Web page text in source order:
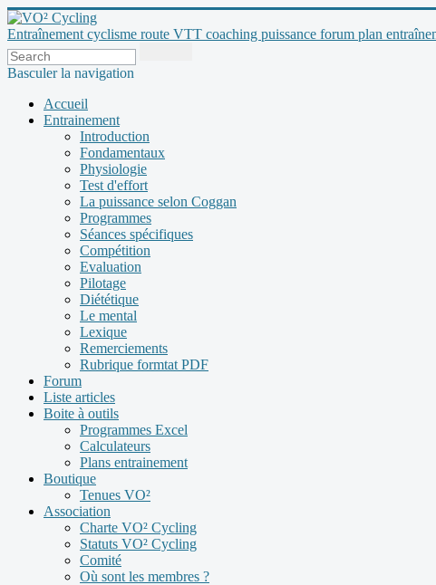
Entraînement cyclisme route VTT coaching puissance forum plan
Basculer la navigation
Accueil
Entrainement
Introduction
Fondamentaux
Physiologie
Test d'effort
La puissance selon Coggan
Programmes
Séances spécifiques
Compétition
Evaluation
Pilotage
Diététique
Le mental
Lexique
Remerciements
Rubrique formtat PDF
Forum
Liste articles
Boite à outils
Programmes Excel
Calculateurs
Plans entrainement
Boutique
Tenues VO²
Association
Charte VO² Cycling
Statuts VO² Cycling
Comité
Où sont les membres ?